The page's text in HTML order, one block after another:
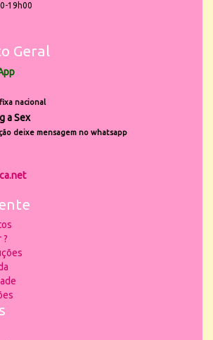
19h00
Geral
nacional
a Sex
deixe mensagem no whatsapp
?